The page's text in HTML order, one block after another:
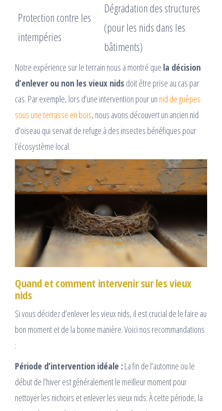
Protection contre les
intempéries
Dégradation des structures
(pour les nids dans les
bâtiments)
Notre expérience sur le terrain nous a montré que la décision
d’enlever ou non les vieux nids doit être prise au cas par
cas. Par exemple, lors d’une intervention pour un nid de guêpes
sous une terrasse en bois, nous avons découvert un ancien nid
d’oiseau qui servait de refuge à des insectes bénéfiques pour
l’écosystème local.
Quand et comment intervenir sur les vieux
nids
Si vous décidez d’enlever les vieux nids, il est crucial de le faire au
bon moment et de la bonne manière. Voici nos recommandations
:
Période d’intervention idéale :La fin de l’automne ou le
début de l’hiver est généralement le meilleur moment pour
nettoyer les nichoirs et enlever les vieux nids. À cette période, la